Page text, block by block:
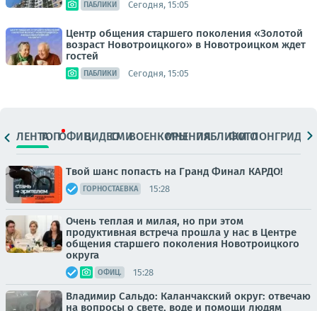
ПАБЛИКИ Сегодня, 15:05
Центр общения старшего поколения «Золотой
возраст Новотроицкого» в Новотроицком ждет
гостей
ПАБЛИКИ Сегодня, 15:05
ЛЕНТАТОПОФИЦ.ВИДЕОСМИВОЕНКОРЫМНЕНИЯПАБЛИКИ
ФОТОЛОНГРИДЫ
Твой шанс попасть на Гранд Финал КАРДО!
ГОРНОСТАЕВКА 15:28
Очень теплая и милая, но при этом
продуктивная встреча прошла у нас в Центре
общения старшего поколения Новотроицкого
округа
ОФИЦ. 15:28
Владимир Сальдо: Каланчакский округ: отвечаю
на вопросы о свете, воде и помощи людям